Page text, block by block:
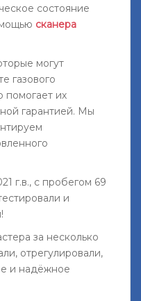
состояние
сканера
могут
газового
помогает их
гарантией. Мы
г.в., с пробегом 69
и
за несколько
отрегулировали,
и надёжное